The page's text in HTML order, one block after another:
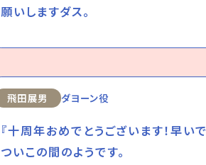
願いしますダス。
飛田展男 ダヨーン役
『十周年おめでとうございます！早い
ついこの間のようです。